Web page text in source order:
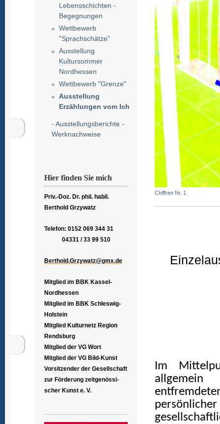
Lebensschichten -
Begegnungen
Wettbewerb
"Sprachschätze"
Ausstellung
Kultursommer
Nordhessen
Wettbewerb "Grenze"
Ausstellung
Erzählungen vom Ich
- Ausstellungsberichte -
Werknachweise
Hier finden Sie mich
Priv.-Doz. Dr. phil. habil.
Berthold Grzywatz
Telefon: 0152 069 344 31
04331 / 33 99 510
Berthold.Grzywatz@gmx.de
Mitglied im BBK Kassel-
Nordhessen
Mitglied im BBK Schleswig-
Holstein
Mitglied Kulturnetz Region
Rendsburg
Mitglied der VG Wort
Mitglied der VG Bild-Kunst
Vorsitzender der Gesellschaft
zur Förderung zeitgenössi-
scher Kunst e. V.
Chiffren Nr. 1
Im
allgemein